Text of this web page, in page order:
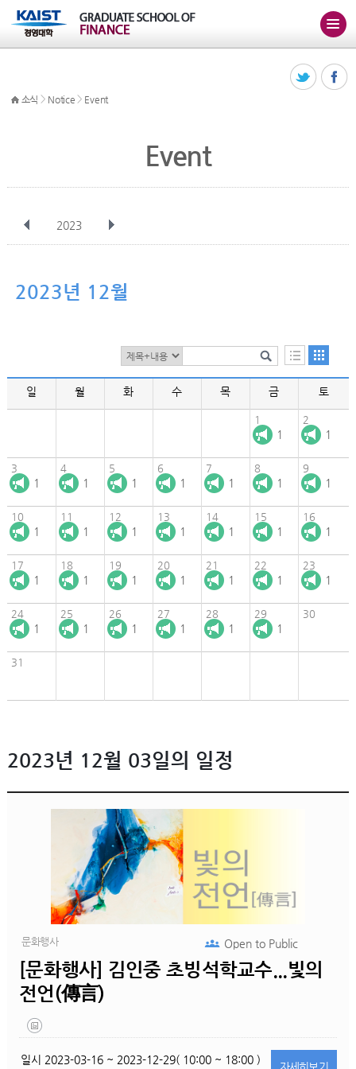
소식 > Notice > Event
Event
2023
12월
2023년 12월
일 월 화 수 목 금 토
1
1
2
1
3
1
4
1
5
1
6
1
7
1
8
1
9
1
10
1
11
1
12
1
13
1
14
1
15
1
16
1
17
1
18
1
19
1
20
1
21
1
22
1
23
1
24
1
25
1
26
1
27
1
28
1
29
1
30
31
2023년 12월 03일의 일정
문화행사
[문화행사] 김인중 초빙석학교수...빛의
전언(傳言)
Open toPublic
일시 2023-03-16 ~ 2023-12-29( 10:00 ~ 18:00 )